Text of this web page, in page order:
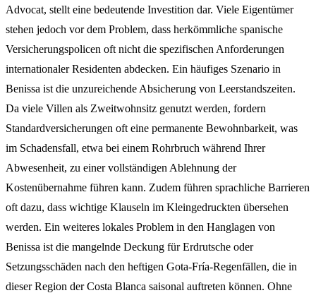
Advocat, stellt eine bedeutende Investition dar. Viele Eigentümer
stehen jedoch vor dem Problem, dass herkömmliche spanische
Versicherungspolicen oft nicht die spezifischen Anforderungen
internationaler Residenten abdecken. Ein häufiges Szenario in
Benissa ist die unzureichende Absicherung von Leerstandszeiten.
Da viele Villen als Zweitwohnsitz genutzt werden, fordern
Standardversicherungen oft eine permanente Bewohnbarkeit, was
im Schadensfall, etwa bei einem Rohrbruch während Ihrer
Abwesenheit, zu einer vollständigen Ablehnung der
Kostenübernahme führen kann. Zudem führen sprachliche Barrieren
oft dazu, dass wichtige Klauseln im Kleingedruckten übersehen
werden. Ein weiteres lokales Problem in den Hanglagen von
Benissa ist die mangelnde Deckung für Erdrutsche oder
Setzungsschäden nach den heftigen Gota-Fría-Regenfällen, die in
dieser Region der Costa Blanca saisonal auftreten können. Ohne